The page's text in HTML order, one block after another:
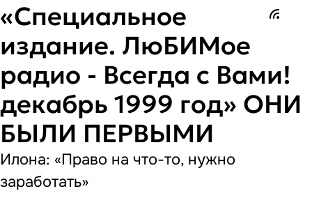
«Специальное
издание. ЛюБИМое
радио - Всегда с Вами!
декабрь 1999 год» ОНИ
БЫЛИ ПЕРВЫМИ
Илона: «Право на что-то, нужно
заработать»